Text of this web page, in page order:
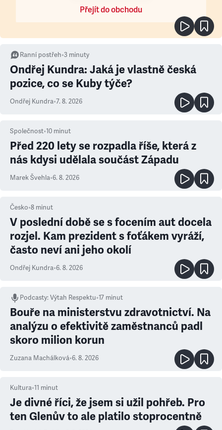
Přejít do obchodu
Ranní postřeh•3 minuty
Ondřej Kundra: Jaká je vlastně česká
pozice, co se Kuby týče?
Ondřej Kundra•7. 8. 2026
Společnost•10 minut
Před 220 lety se rozpadla říše, která z
nás kdysi udělala součást Západu
Marek Švehla•6. 8. 2026
Česko•8 minut
V poslední době se s focením aut docela
rozjel. Kam prezident s foťákem vyráží,
často neví ani jeho okolí
Ondřej Kundra•6. 8. 2026
Podcasty:Výtah Respektu•17 minut
Bouře na ministerstvu zdravotnictví. Na
analýzu o efektivitě zaměstnanců padl
skoro milion korun
Zuzana Machálková•6. 8. 2026
Kultura•11 minut
Je divné říci, že jsem si užil pohřeb. Pro
ten Glenův to ale platilo stoprocentně